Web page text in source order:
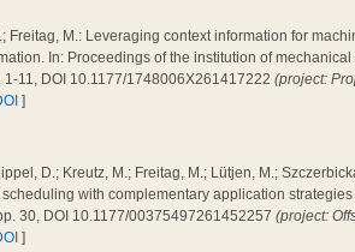
Freitag, M.: Leveraging context information for
In: Proceedings of the institution of
1-11, DOI 10.1177/1748006X261417222(project:
]
D.; Kreutz, M.; Freitag, M.; Lütjen, M.;
with complementary application
30, DOI 10.1177/00375497261452257(project:
]